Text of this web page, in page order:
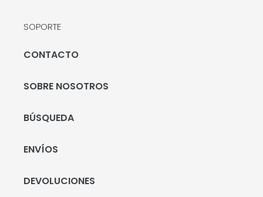
SOPORTE
CONTACTO
SOBRE NOSOTROS
BÚSQUEDA
ENVÍOS
DEVOLUCIONES